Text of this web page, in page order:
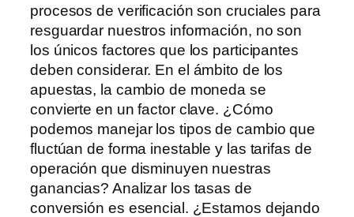
procesos de verificación son cruciales para
resguardar nuestros información, no son
los únicos factores que los participantes
deben considerar. En el ámbito de los
apuestas, la cambio de moneda se
convierte en un factor clave. ¿Cómo
podemos manejar los tipos de cambio que
fluctúan de forma inestable y las tarifas de
operación que disminuyen nuestras
ganancias? Analizar los tasas de
conversión es esencial. ¿Estamos dejando